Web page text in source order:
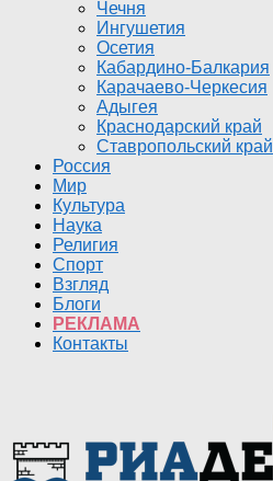
Чечня
Ингушетия
Осетия
Кабардино-Балкария
Карачаево-Черкесия
Адыгея
Краснодарский край
Ставропольский край
Россия
Мир
Культура
Наука
Религия
Спорт
Взгляд
Блоги
РЕКЛАМА
Контакты